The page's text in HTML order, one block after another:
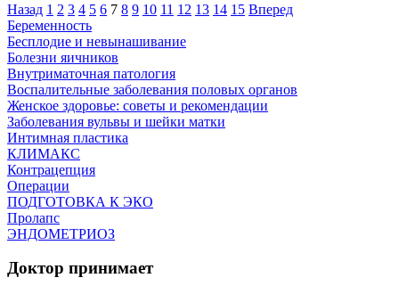
Назад 1 2 3 4 5 6 7 8 9 10 11 12 13 14 15 Вперед
Беременность
Бесплодие и невынашивание
Болезни яичников
Внутриматочная патология
Воспалительные заболевания половых органов
Женское здоровье: советы и рекомендации
Заболевания вульвы и шейки матки
Интимная пластика
КЛИМАКС
Контрацепция
Операции
ПОДГОТОВКА К ЭКО
Пролапс
ЭНДОМЕТРИОЗ
Доктор принимает